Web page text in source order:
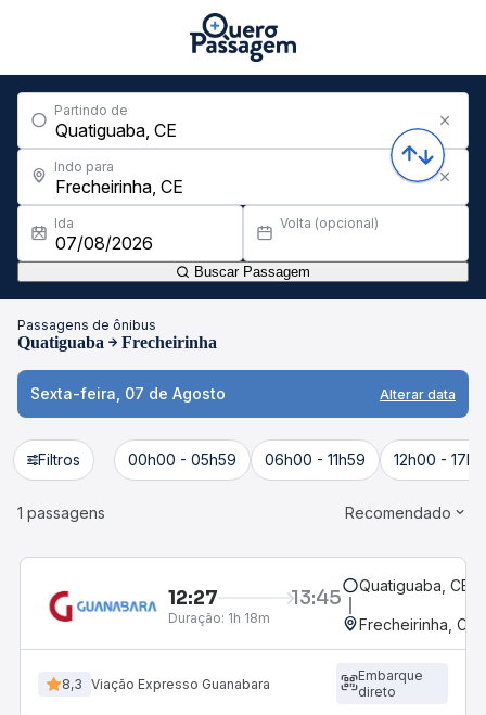
Partindo de
Indo para
Ida Volta (opcional)
Buscar Passagem
Passagens de ônibus
Quatiguaba Frecheirinha
Sexta-feira, 07 de Agosto Alterar data
Filtros 00h00 - 05h59 06h00 - 11h59 12h00 -
1 passagens Recomendado
12:27 13:45
Duração: 1h 18m
Quatiguaba, CE
Frecheirinha, CE
8,3 Viação Expresso Guanabara
Embarque
direto